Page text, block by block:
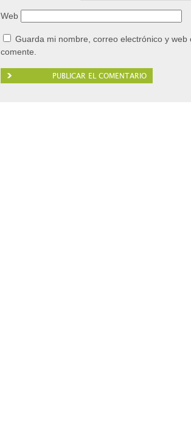
Web
Guarda mi nombre, correo electrónico y
comente.